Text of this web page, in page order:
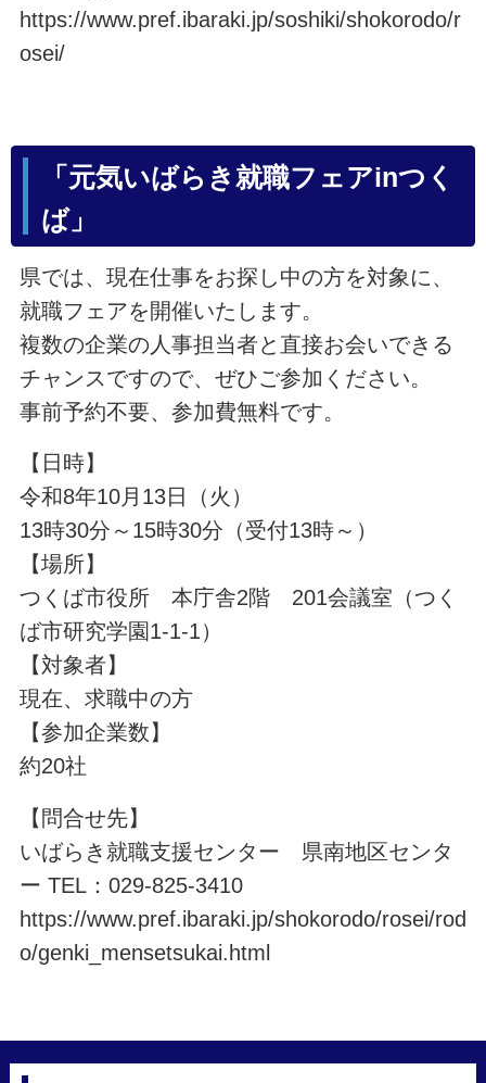
https://www.pref.ibaraki.jp/soshiki/shokorodo/r
osei/
「元気いばらき就職フェアinつく
ば」
県では、現在仕事をお探し中の方を対象に、
就職フェアを開催いたします。
複数の企業の人事担当者と直接お会いできる
チャンスですので、ぜひご参加ください。
事前予約不要、参加費無料です。
【日時】
令和8年10月13日（火）
13時30分～15時30分（受付13時～）
【場所】
つくば市役所 本庁舎2階 201会議室（つく
ば市研究学園1-1-1）
【対象者】
現在、求職中の方
【参加企業数】
約20社
【問合せ先】
いばらき就職支援センター 県南地区センタ
ー TEL：029-825-3410
https://www.pref.ibaraki.jp/shokorodo/rosei/rod
o/genki_mensetsukai.html